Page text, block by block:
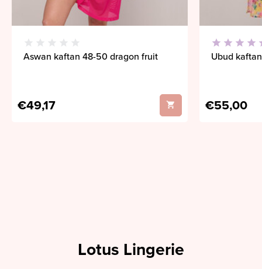
Aswan kaftan 48-50 dragon fruit
€49,17
Ubud
€55,00
Lotus Lingerie